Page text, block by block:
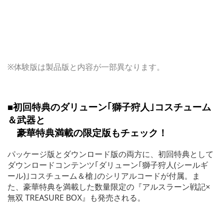
※体験版は製品版と内容が一部異なります。
■初回特典のダリューン｢獅子狩人｣コスチューム
＆武器と
豪華特典満載の限定版もチェック！
パッケージ版とダウンロード版の両方に、初回特典として
ダウンロードコンテンツ｢ダリューン｢獅子狩人(シールギ
ール)｣コスチューム＆槍｣のシリアルコードが付属。ま
た、豪華特典を満載した数量限定の『アルスラーン戦記×
無双 TREASURE BOX』も発売される。